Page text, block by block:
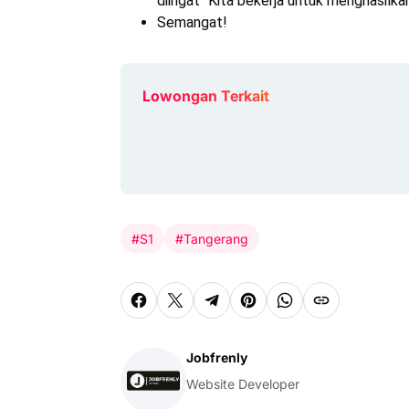
Semangat!
Lowongan Terkait
#S1 #Tangerang
Jobfrenly
Website Developer